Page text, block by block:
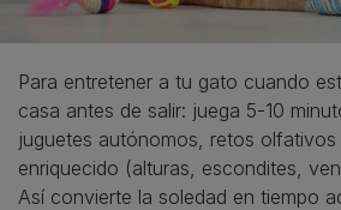
Para entretener a tu gato cuando
casa antes de salir: juega 5-10
juguetes autónomos, retos
enriquecido (alturas, escondites,
Así convierte la soledad en tiempo